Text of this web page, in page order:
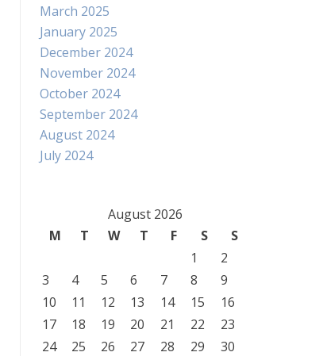
March 2025
January 2025
December 2024
November 2024
October 2024
September 2024
August 2024
July 2024
August 2026
M
T W T F S
S
1
2
3
4 5 6 7 8
9
10
11 12 13 14 15
16
17
18 19 20 21 22
23
24
25 26 27 28 29
30